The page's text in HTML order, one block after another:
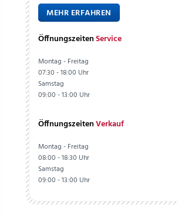
MEHR ERFAHREN
ÖffnungszeitenService
Montag - Freitag
07:30 - 18:00 Uhr
Samstag
09:00 - 13:00 Uhr
ÖffnungszeitenVerkauf
Montag - Freitag
08:00 - 18:30 Uhr
Samstag
09:00 - 13:00 Uhr